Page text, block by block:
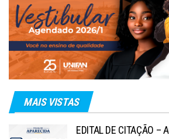
MAIS VISTAS
EDITAL DE CITAÇÃO –